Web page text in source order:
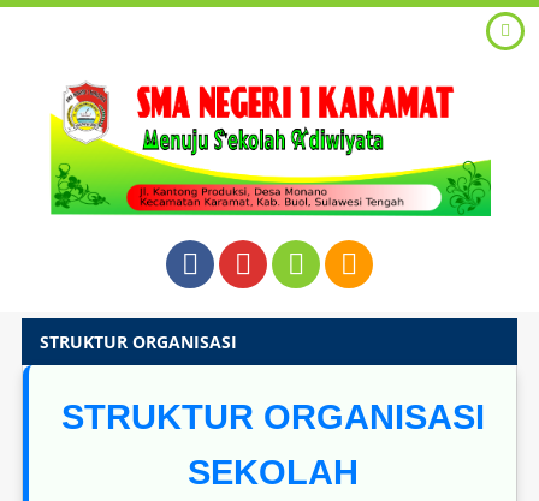
STRUKTUR ORGANISASI
STRUKTUR ORGANISASI
SEKOLAH